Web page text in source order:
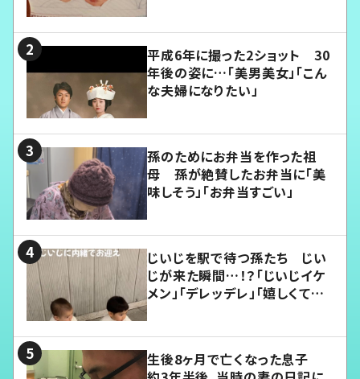
平成6年に撮った2ショット 30
年後の姿に…「美男美女」「こん
な夫婦になりたい」
孫のためにお弁当を作った祖
母 孫が絶賛したお弁当に「美
味しそう」「お弁当すごい」
じいじを駅で待つ孫たち じい
じが来た瞬間…！？「じいじイケ
メン」「デレッデレ」「嬉しくて可
生後8ヶ月で亡くなった息子